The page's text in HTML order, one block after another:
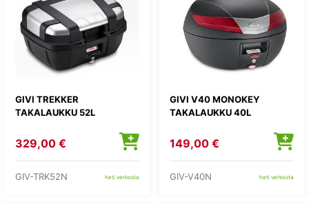
GIVI TREKKER
TAKALAUKKU 52L
329,00 €
GIV-TRK52N heti verkosta
GIVI V40 MONOKEY
TAKALAUKKU 40L
149,00 €
GIV-V40N heti verkosta